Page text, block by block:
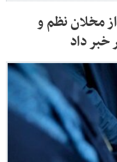
«۱۶ نفر از مخلان نظم و
داد